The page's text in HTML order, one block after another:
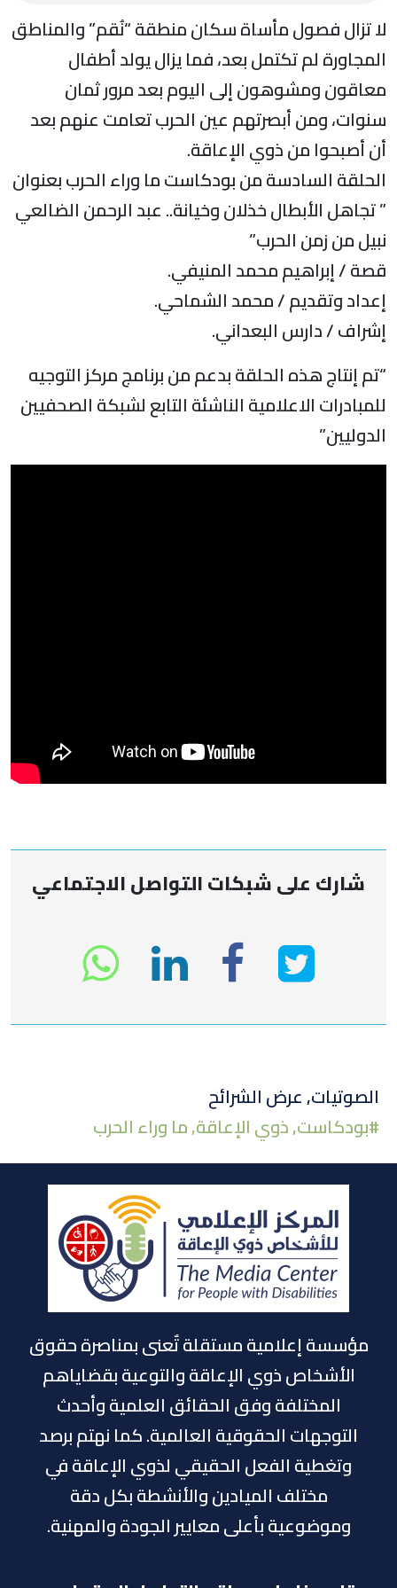
لا تزال فصول مأساة سكان منطقة “نُقم” والمناطق
المجاورة لم تكتمل بعد، فما يزال يولد أطفال
معاقون ومشوهون إلى اليوم بعد مرور ثمان
سنوات، ومن أبصرتهم عين الحرب تعامت عنهم بعد
أن أصبحوا من ذوي الإعاقة.
الحلقة السادسة من بودكاست ما وراء الحرب بعنوان
” تجاهل الأبطال خذلان وخيانة.. عبد الرحمن الضالعي
نبيل من زمن الحرب”
قصة / إبراهيم محمد المنيفي.
إعداد وتقديم / محمد الشماحي.
إشراف / دارس البعداني.
“تم إنتاج هذه الحلقة بدعم من برنامج مركز التوجيه
للمبادرات الاعلامية الناشئة التابع لشبكة الصحفيين
الدوليين”
شارك على شبكات التواصل الاجتماعي
انشر
على
تويتر
انشر
في
الفيسبوك
انشر
على
إن
الصوتيات,عرض الشرائح
#بودكاست,ذوي الإعاقة,ما وراء الحرب
مؤسسة إعلامية مستقلة تٌعنى بمناصرة حقوق
الأشخاص ذوي الإعاقة والتوعية بقضاياهم
المختلفة وفق الحقائق العلمية وأحدث
التوجهات الحقوقية العالمية. كما نهتم برصد
وتغطية الفعل الحقيقي لذوي الإعاقة في
مختلف الميادين والأنشطة بكل دقة
وموضوعية بأعلى معايير الجودة والمهنية.